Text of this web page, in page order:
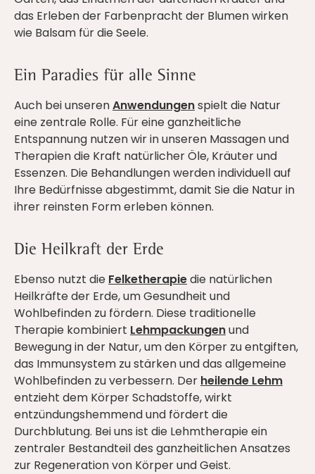
das Erleben der Farbenpracht der Blumen wirken
wie Balsam für die Seele.
Ein Paradies für alle Sinne
Auch bei unserenAnwendungenspielt die Natur
eine zentrale Rolle. Für eine ganzheitliche
Entspannung nutzen wir in unseren Massagen und
Therapien die Kraft natürlicher Öle, Kräuter und
Essenzen. Die Behandlungen werden individuell auf
Ihre Bedürfnisse abgestimmt, damit Sie die Natur in
ihrer reinsten Form erleben können.
Die Heilkraft der Erde
Ebenso nutzt die Felketherapiedie natürlichen
Heilkräfte der Erde, um Gesundheit und
Wohlbefinden zu fördern. Diese traditionelle
Therapie kombiniert Lehmpackungenund
Bewegung in der Natur, um den Körper zu entgiften,
das Immunsystem zu stärken und das allgemeine
Wohlbefinden zu verbessern. Der heilende Lehm
entzieht dem Körper Schadstoffe, wirkt
entzündungshemmend und fördert die
Durchblutung. Bei uns ist die Lehmtherapie ein
zentraler Bestandteil des ganzheitlichen Ansatzes
zur Regeneration von Körper und Geist.